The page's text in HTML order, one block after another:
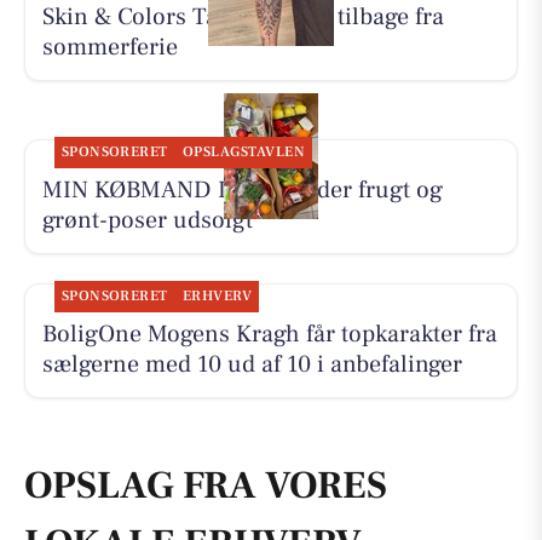
Skin & Colors Tattoo ApS er tilbage fra
sommerferie
SPONSORERET OPSLAGSTAVLEN
MIN KØBMAND I ASP melder frugt og
grønt-poser udsolgt
SPONSORERET ERHVERV
BoligOne Mogens Kragh får topkarakter fra
sælgerne med 10 ud af 10 i anbefalinger
OPSLAG FRA VORES